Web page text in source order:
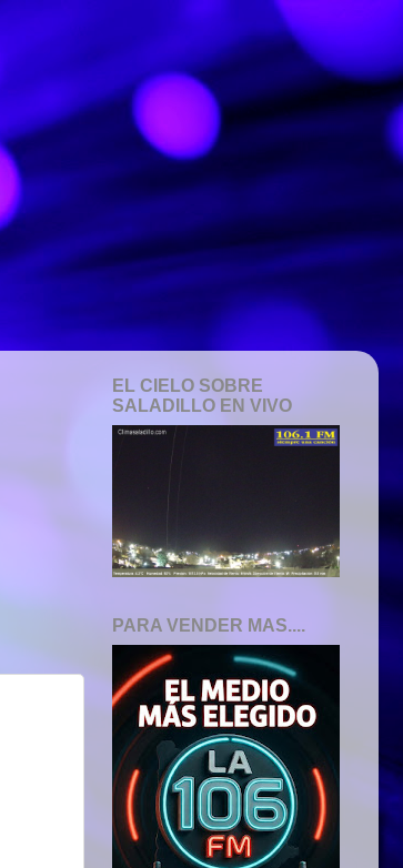
EL CIELO SOBRE
SALADILLO EN VIVO
PARA VENDER MAS....